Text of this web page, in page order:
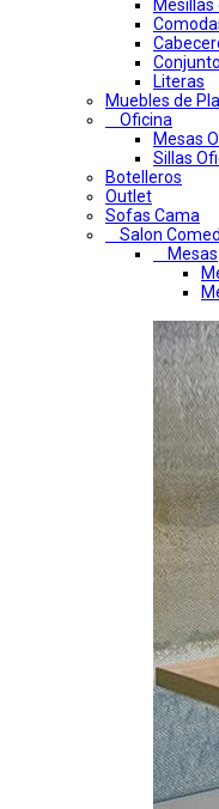
Mesillas
Literas
Muebles de
Oficina
Mesas
Sillas
Botelleros
Outlet
Sofas Cama
Salon
Mesas